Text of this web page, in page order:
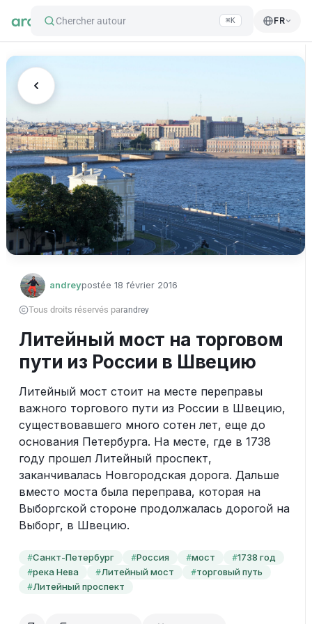
Chercher autour ⌘K FR
andreypostée 18 février 2016
Tous droits réservés parandrey
Литейный мост на торговом
пути из России в Швецию
Литейный мост стоит на месте переправы
важного торгового пути из России в Швецию,
существовавшего много сотен лет, еще до
основания Петербурга. На месте, где в 1738
году прошел Литейный проспект,
заканчивалась Новгородская дорога. Дальше
вместо моста была переправа, которая на
Выборгской стороне продолжалась дорогой на
Выборг, в Швецию.
#Санкт-Петербург #Россия #мост #1738 год
#река Нева #Литейный мост #торговый путь
#Литейный проспект